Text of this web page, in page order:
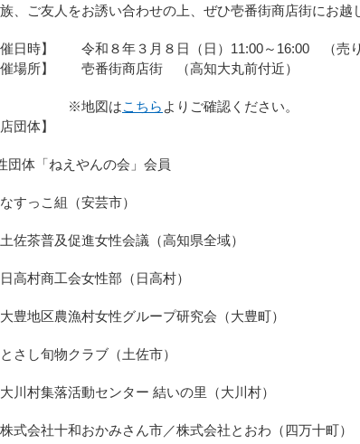
、ご友人をお誘い合わせの上、ぜひ壱番街商店街にお越
日時】 令和８年３月８日（日）11:00～16:00 （売り
場所】 壱番街商店街 （高知大丸前付近）
図はこちら よりご確認ください。
団体】
団体「ねえやんの会」会員
っこ組（安芸市）
茶普及促進女性会議（高知県全域）
村商工会女性部（日高村）
地区農漁村女性グループ研究会（大豊町）
し旬物クラブ（土佐市）
村集落活動センター 結いの里（大川村）
会社十和おかみさん市／株式会社とおわ（四万十町）